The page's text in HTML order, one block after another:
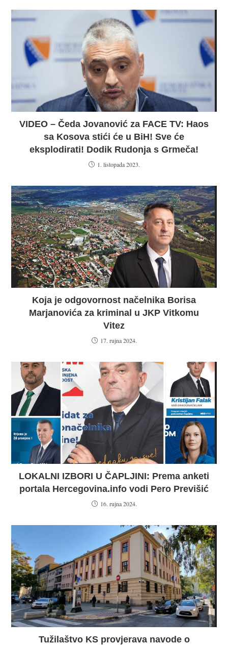
VIDEO – Čeda Jovanović za FACE TV: Haos
sa Kosova stići će u BiH! Sve će
eksplodirati! Dodik Rudonja s Grmeča!
1. listopada 2023.
Koja je odgovornost načelnika Borisa
Marjanovića za kriminal u JKP Vitkomu
Vitez
17. rujna 2024.
LOKALNI IZBORI U ČAPLJINI: Prema anketi
portala Hercegovina.info vodi Pero Previšić
16. rujna 2024.
Tužilaštvo KS provjerava navode o